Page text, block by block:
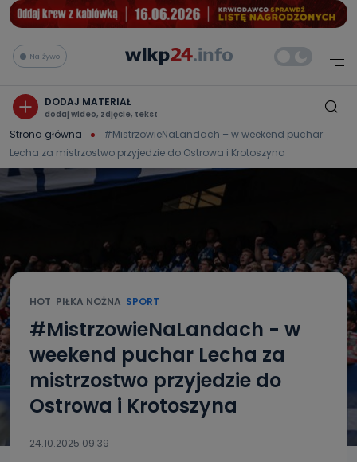
Na żywo
DODAJ MATERIAŁ
dodaj wideo, zdjęcie, tekst
Strona główna
#MistrzowieNaLandach – w weekend puchar
Lecha za mistrzostwo przyjedzie do Ostrowa i Krotoszyna
HOT PIŁKA NOŻNA SPORT
#MistrzowieNaLandach - w
weekend puchar Lecha za
mistrzostwo przyjedzie do
Ostrowa i Krotoszyna
24.10.2025 09:39